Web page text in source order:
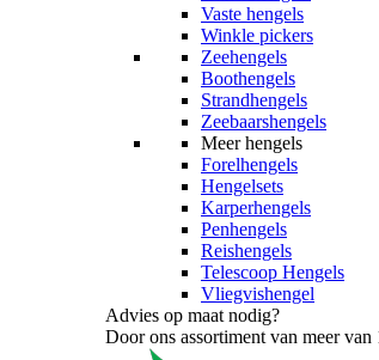
Vaste hengels
Winkle pickers
Zeehengels
Boothengels
Strandhengels
Zeebaarshengels
Meer hengels
Forelhengels
Hengelsets
Karperhengels
Penhengels
Reishengels
Telescoop Hengels
Vliegvishengel
Advies op maat nodig?
Door ons assortiment van meer